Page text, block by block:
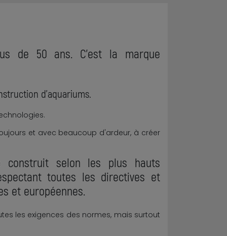
de 50 ans. C'est la marque
d'aquariums.
et avec beaucoup d'ardeur, à créer
construit selon les plus hauts
toutes les directives et
et européennes.
les exigences des normes, mais surtout